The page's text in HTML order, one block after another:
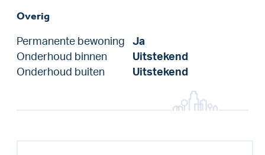
Overig
Permanente bewoning
Ja
Onderhoud binnen
Uitstekend
Onderhoud buiten
Uitstekend